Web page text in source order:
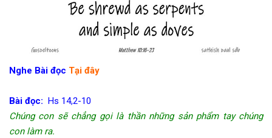
Nghe Bài đọc Tại đây
Bài đọc: Hs 14,2-10
Chúng con sẽ chẳng gọi là thần những sản phẩm tay chúng
con làm ra.